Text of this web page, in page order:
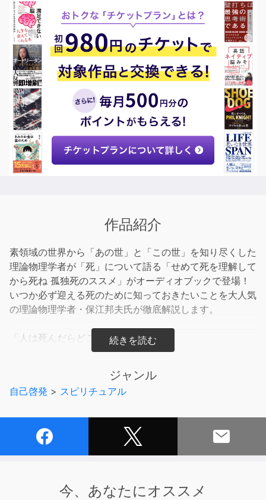
作品紹介
素領域の世界から「あの世」と「この世」を知り尽くした
理論物理学者が「死」について語る「せめて死を理解して
から死ね 孤独死のススメ」がオーディオブックで登場！
いつか必ず迎える死のために知っておきたいことを大人気
の理論物理学者・保江邦夫氏が徹底解説します。
「人は死んだらどこに行くの？」
「天国なんて本当にあるの？」
一度は、こんな疑問をもったことはありませんか？
って、「あの世」と「この世」の姿を書き出すことができ
ジャンル
自己啓発 > スピリチュアル
今、あなたにオススメ